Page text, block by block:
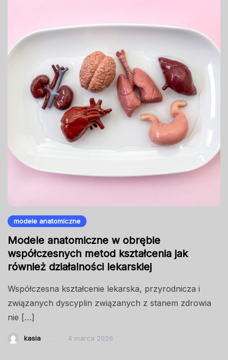
modele anatomiczne
Modele anatomiczne w obrębie
współczesnych metod kształcenia jak
również działalności lekarskiej
Współczesna kształcenie lekarska, przyrodnicza i
związanych dyscyplin związanych z stanem zdrowia
nie […]
kasia 4 marca 2026